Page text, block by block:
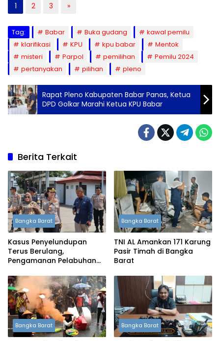
1 2 3 »
Tag: Babar Buka gudang
kawal pemilu
klarifikasi
KPU kpu babar
Mentok
misteri
Parpol pemilihan
Pemilu 2024
pertanyakan
pilihan pleno
Rapat Pleno Kabupaten Babar Panas, Ketua
DPD Golkar Marahi Ketua KPU Babar
Berita Terkait
Bangka Barat
Kasus Penyelundupan
Terus Berulang,
Pengamanan Pelabuhan
Diperketat
Bangka Barat
TNI AL Amankan 171 Karung
Pasir Timah di Bangka
Barat
Bangka Barat Bangka Barat